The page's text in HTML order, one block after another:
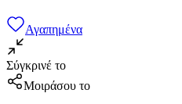
Αγαπημένα
Σύγκρινέ το
Μοιράσου το